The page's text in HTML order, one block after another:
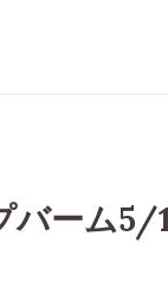
バーム5/